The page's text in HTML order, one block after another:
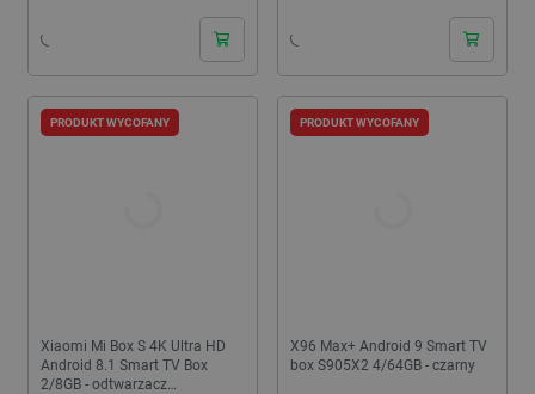
Xiaomi Mi Box S 4K Ultra HD
Android 8.1 Smart TV Box
2/8GB - odtwarzacz
PRODUKT WYCOFANY
X96 Max+ Android 9 Smart TV
box S905X2 4/64GB - czarny
PRODUKT WYCOFANY